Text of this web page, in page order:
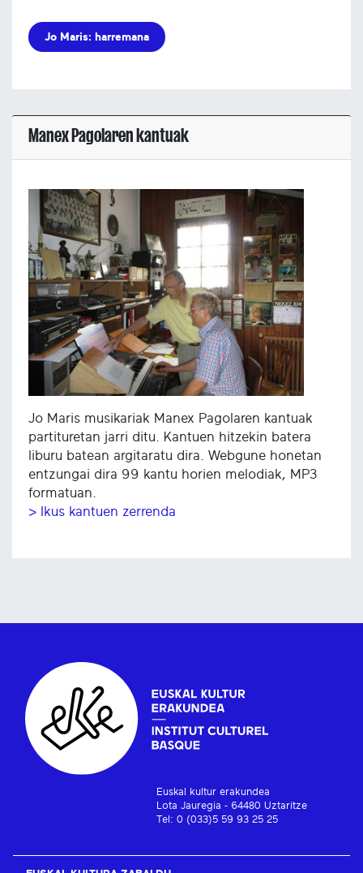
Jo Maris: harremana
Manex Pagolaren kantuak
Jo Maris musikariak Manex Pagolaren kantuak
partituretan jarri ditu. Kantuen hitzekin batera
liburu batean argitaratu dira. Webgune honetan
entzungai dira 99 kantu horien melodiak, MP3
formatuan.
> Ikus kantuen zerrenda
Euskal kultur erakundea
Lota Jauregia - 64480 Uztaritze
Tel: 0 (033)5 59 93 25 25